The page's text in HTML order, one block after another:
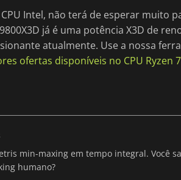
Intel, não terá de esperar muito
já é uma potência X3D de
atualmente. Use a nossa
ofertas disponíveis no CPU Ryzen
min-maxing em tempo integral. Você
humano?